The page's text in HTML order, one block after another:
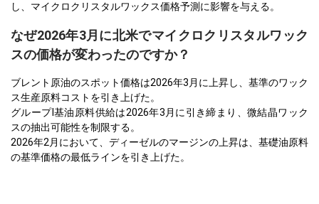
し、マイクロクリスタルワックス価格予測に影響を与える。
なぜ2026年3月に北米でマイクロクリスタルワック
スの価格が変わったのですか？
ブレント原油のスポット価格は2026年3月に上昇し、基準のワック
ス生産原料コストを引き上げた。
グループI基油原料供給は2026年3月に引き締まり、微結晶ワック
スの抽出可能性を制限する。
2026年2月において、ディーゼルのマージンの上昇は、基礎油原料
の基準価格の最低ラインを引き上げた。